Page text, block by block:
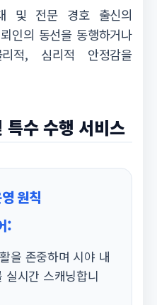
및 전문 경호 출신의
인의 동선을 동행하거나
적, 심리적 안정감을
수 수행 서비스
원칙
:
을 존중하며 시야 내
실시간 스캐닝합니